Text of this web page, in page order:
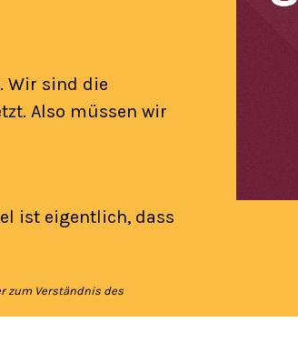
Wir sind die
Also müssen wir
ist eigentlich, dass
zum Verständnis des